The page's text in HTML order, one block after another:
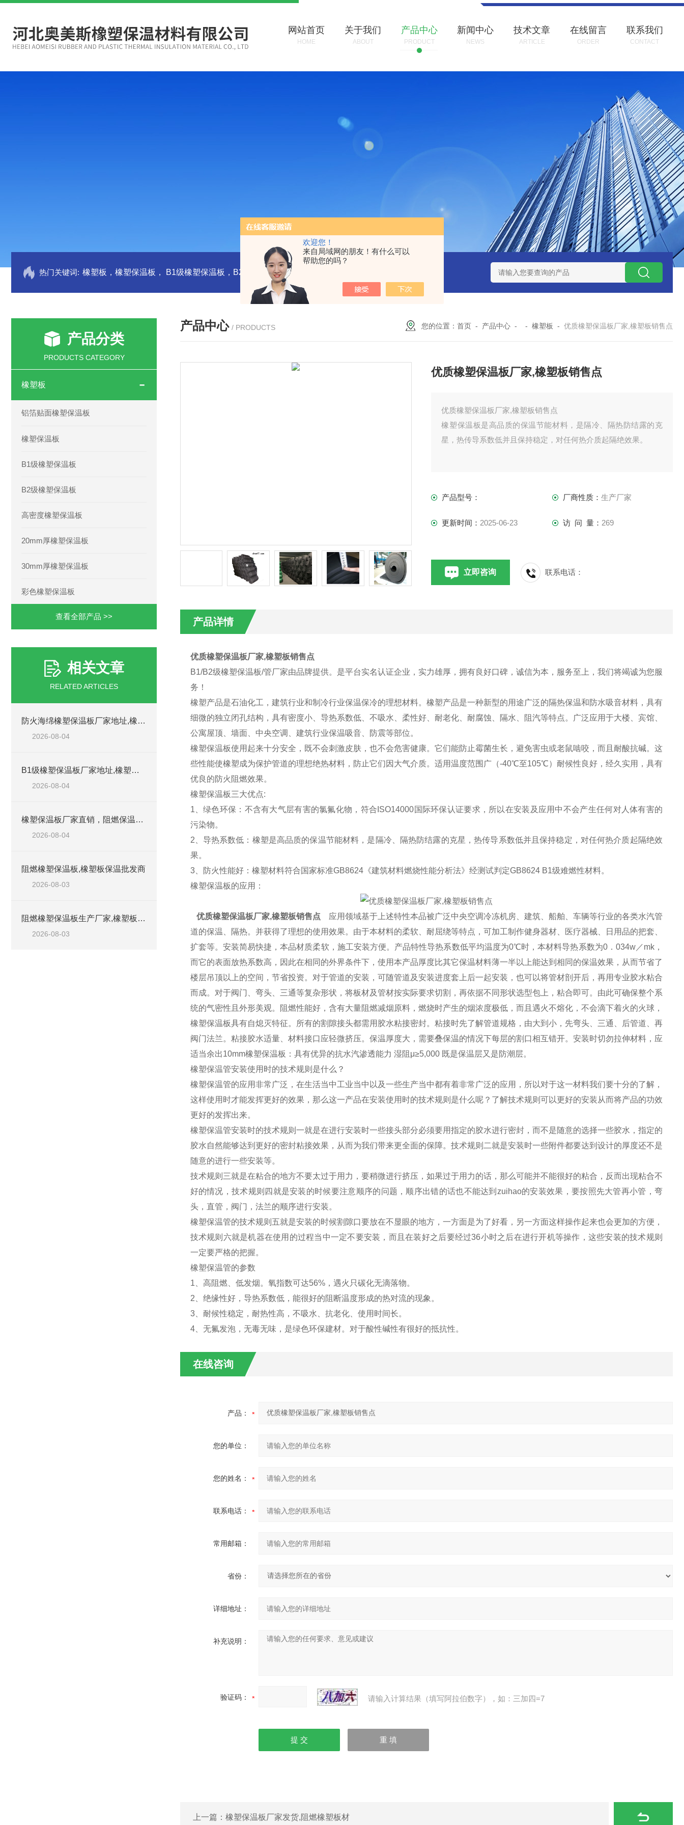
欢迎您！
来自局域网的朋友！有什么可以
帮助您的吗？
网站首页
HOME
关于我们
ABOUT
产品中心
PRODUCT
新闻中心
NEWS
技术文章
ARTICLE
在线留言
ORDER
联系我们
CONTACT
热门关键词:
产品分类
PRODUCTS CATEGORY
橡塑板
铝箔贴面橡塑保温板
橡塑保温板
B1级橡塑保温板
B2级橡塑保温板
高密度橡塑保温板
20mm厚橡塑保温板
30mm厚橡塑保温板
彩色橡塑保温板
查看全部产品 >>
相关文章
RELATED ARTICLES
防火海绵橡塑保温板厂家地址,橡塑批发商
2026-08-04
B1级橡塑保温板厂家地址,橡塑板优质批发商
2026-08-04
橡塑保温板厂家直销，阻燃保温橡塑板材
2026-08-04
阻燃橡塑保温板,橡塑板保温批发商
2026-08-03
阻燃橡塑保温板生产厂家,橡塑板优质工厂
2026-08-03
产品中心 / PRODUCTS 您的位置： 首页 - 产品中心 - - 橡塑板 - 优质橡塑保温板厂家,橡塑板销售点
优质橡塑保温板厂家,橡塑板销售点
优质橡塑保温板厂家,橡塑板销售点
橡塑保温板是高品质的保温节能材料，是隔冷、隔热防结露的克
星，热传导系数低并且保持稳定，对任何热介质起隔绝效果。
产品型号： 厂商性质： 生产厂家
更新时间： 2025-06-23 访 问 量： 269
立即咨询 联系电话：
产品详情
优质橡塑保温板厂家,橡塑板销售点
B1/B2级橡塑保温板/管厂家由品牌提供。是平台实名认证企业，实力雄厚，拥有良好口碑，诚信为本，服务至上，我们将竭诚为您服
务！
橡塑产品是石油化工，建筑行业和制冷行业保温保冷的理想材料。橡塑产品是一种新型的用途广泛的隔热保温和防水吸音材料，具有
细微的独立闭孔结构，具有密度小、导热系数低、不吸水、柔性好、耐老化、耐腐蚀、隔水、阻汽等特点。广泛应用于大楼、宾馆、
公寓屋顶、墙面、中央空调、建筑行业保温吸音、防震等部位。
橡塑保温板使用起来十分安全，既不会刺激皮肤，也不会危害健康。它们能防止霉菌生长，避免害虫或老鼠啮咬，而且耐酸抗碱。这
些性能使橡塑成为保护管道的理想绝热材料，防止它们因大气介质。适用温度范围广（-40℃至105℃）耐候性良好，经久实用，具有
优良的防火阻燃效果。
橡塑保温板三大优点:
1、绿色环保：不含有大气层有害的氯氟化物，符合ISO14000国际环保认证要求，所以在安装及应用中不会产生任何对人体有害的
污染物。
2、导热系数低：橡塑是高品质的保温节能材料，是隔冷、隔热防结露的克星，热传导系数低并且保持稳定，对任何热介质起隔绝效
果。
3、防火性能好：橡塑材料符合国家标准GB8624《建筑材料燃烧性能分析法》经测试判定GB8624 B1级难燃性材料。
橡塑保温板的应用：
优质橡塑保温板厂家,橡塑板销售点 应用领域基于上述特性本品被广泛中央空调冷冻机房、建筑、船舶、车辆等行业的各类水汽管
道的保温、隔热。并获得了理想的使用效果。由于本材料的柔软、耐屈绕等特点，可加工制作健身器材、医疗器械、日用品的把套、
扩套等。安装简易快捷，本品材质柔软，施工安装方便。产品特性导热系数低平均温度为0℃时，本材料导热系数为0．034w／mk，
而它的表面放热系数高，因此在相同的外界条件下，使用本产品厚度比其它保温材料薄一半以上能达到相同的保温效果，从而节省了
楼层吊顶以上的空间，节省投资。对于管道的安装，可随管道及安装进度套上后一起安装，也可以将管材剖开后，再用专业胶水粘合
而成。对于阀门、弯头、三通等复杂形状，将板材及管材按实际要求切割，再依据不同形状选型包上，粘合即可。由此可确保整个系
统的气密性且外形美观。阻燃性能好，含有大量阻燃减烟原料，燃烧时产生的烟浓度极低，而且遇火不熔化，不会滴下着火的火球，
橡塑保温板具有自熄灭特征。所有的割隙接头都需用胶水粘接密封。粘接时先了解管道规格，由大到小，先弯头、三通、后管道、再
阀门法兰。粘接胶水适量、材料接口应轻微挤压。保温厚度大，需要叠保温的情况下每层的割口相互错开。安装时切勿拉伸材料，应
适当余出10mm橡塑保温板：具有优异的抗水汽渗透能力 湿阻μ≥5,000 既是保温层又是防潮层。
橡塑保温管安装使用时的技术规则是什么？
橡塑保温管的应用非常广泛，在生活当中工业当中以及一些生产当中都有着非常广泛的应用，所以对于这一材料我们要十分的了解，
这样使用时才能发挥更好的效果，那么这一产品在安装使用时的技术规则是什么呢？了解技术规则可以更好的安装从而将产品的功效
更好的发挥出来。
橡塑保温管安装时的技术规则一就是在进行安装时一些接头部分必须要用指定的胶水进行密封，而不是随意的选择一些胶水，指定的
胶水自然能够达到更好的密封粘接效果，从而为我们带来更全面的保障。技术规则二就是安装时一些附件都要达到设计的厚度还不是
随意的进行一些安装等。
技术规则三就是在粘合的地方不要太过于用力，要稍微进行挤压，如果过于用力的话，那么可能并不能很好的粘合，反而出现粘合不
好的情况，技术规则四就是安装的时候要注意顺序的问题，顺序出错的话也不能达到zuihao的安装效果，要按照先大管再小管，弯
头，直管，阀门，法兰的顺序进行安装。
橡塑保温管的技术规则五就是安装的时候割隙口要放在不显眼的地方，一方面是为了好看，另一方面这样操作起来也会更加的方便，
技术规则六就是机器在使用的过程当中一定不要安装，而且在装好之后要经过36小时之后在进行开机等操作，这些安装的技术规则
一定要严格的把握。
橡塑保温管的参数
1、高阻燃、低发烟。氧指数可达56%，遇火只碳化无滴落物。
2、绝缘性好，导热系数低，能很好的阻断温度形成的热对流的现象。
3、耐候性稳定，耐热性高，不吸水、抗老化、使用时间长。
4、无氟发泡，无毒无味，是绿色环保建材。对于酸性碱性有很好的抵抗性。
在线咨询
产品：
您的单位：
您的姓名：
联系电话：
常用邮箱：
省份：
详细地址：
补充说明：
验证码： 请输入计算结果（填写阿拉伯数字），如：三加四=7
上一篇： 橡塑保温板厂家发货,阻燃橡塑板材